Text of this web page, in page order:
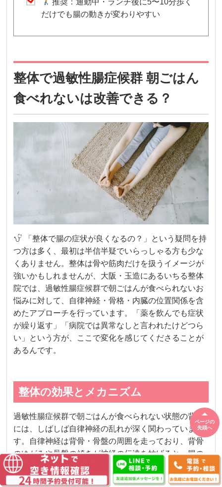
だけでも腸の動きが変わりやすい
整体で過敏性腸症候群 朝ごはん
食べれないは改善できる？
「整体で腸の症状が良くなるの？」という疑問を持
つ方は多く、最初は半信半疑でいらっしゃる方も少な
くありません。整体は骨や筋肉だけを扱うイメージが
強いかもしれませんが、大阪・玉造にあるいちる整体
院では、過敏性腸症候群で朝ごはんが食べられないお
悩みに対して、自律神経・骨格・内臓の位置関係を含
めたアプローチを行っています。「薬を飲んでも症状
が繰り返す」「病院では異常なしと言われたけどつら
い」という方が、ここで変化を感じてくださることが
あるんです。
整体の効果とメカニズム
過敏性腸症候群で朝ごはんが食べられない状態の背景
には、しばしば自律神経の乱れが深く関わっていま
す。自律神経は背骨・骨盤の周囲を走っており、背骨
のゆがみや骨盤の傾きが神経の伝達を妨げると、腸の
運動コントロールにも影響が出やすくなります。整体
でこの骨格的なバランスを整えることは、神経系への
ページの
先頭へ